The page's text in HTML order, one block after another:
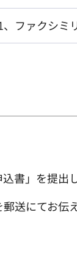
ファクシミ
書」を提出
送にてお伝